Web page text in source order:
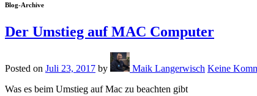
Blog-Archive
Der Umstieg auf MAC Computer
Posted on Juli 23, 2017 by Maik Langerwisch Keine
Was es beim Umstieg auf Mac zu beachten gibt